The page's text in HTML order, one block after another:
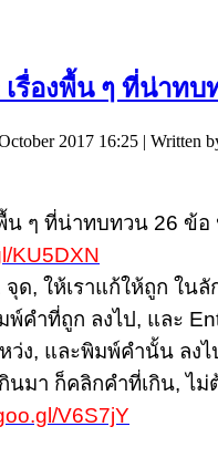
เรื่องพื้น ๆ ที่น่าทบ
2017 16:25 | Written
น ๆ ที่น่าทบทวน 26 ข้อ
KU5DXN
ด, ให้เราแก้ให้ถูก ใน
คำที่ถูก ลงไป, และ
ง, และพิมพ์คำนั้น ลงไ
นมา ก็คลิกคำที่เกิน, ไ
V6S7jY